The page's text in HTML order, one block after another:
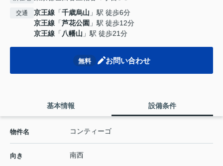
交通 京王線 「千歳烏山 」駅 徒歩6分
京王線 「芦花公園 」駅 徒歩12分
京王線 「 八幡山 」駅 徒歩21分
無料 お問い合わせ
基本情報 設備条件
物件名 コンティーゴ
向き 南西